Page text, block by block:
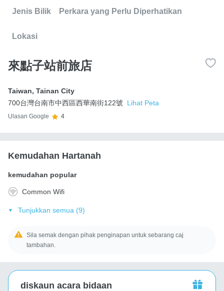
Jenis Bilik Perkara yang Perlu Diperhatikan
Lokasi
來點子站前旅店
Taiwan, Tainan City
700台灣台南市中西區西華南街122號
Lihat Peta
Ulasan Google 4
Kemudahan Hartanah
kemudahan popular
Common Wifi
Tunjukkan semua (9)
Sila semak dengan pihak penginapan untuk sebarang caj
tambahan.
diskaun acara bidaan